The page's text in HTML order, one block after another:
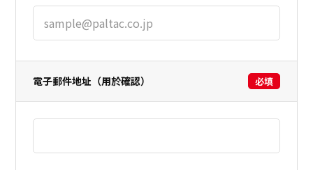
電子郵件地址（用於確認） 必填